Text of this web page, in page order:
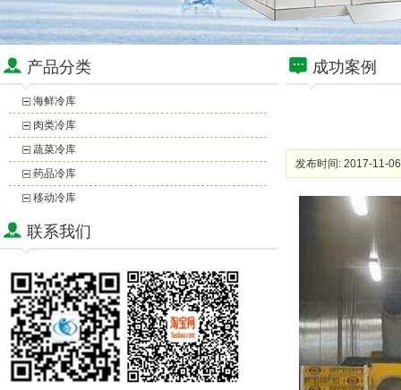
产品分类
海鲜冷库
肉类冷库
蔬菜冷库
药品冷库
移动冷库
联系我们
成功案例
发布时间: 2017-11-